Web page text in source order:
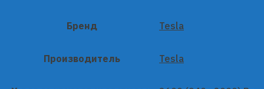
Бренд Tesla
Производитель Tesla